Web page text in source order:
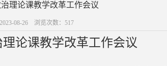
理论课教学改革工作会议
08-26 浏览次数： 517
论课教学改革工作会议